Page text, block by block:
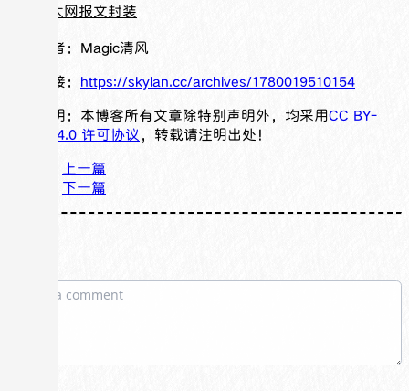
以太网报文封装
文章作者： Magic清风
文章链接： https://skylan.cc/archives/1780019510154
版权声明：本博客所有文章除特别声明外，均采用CC BY-
NC-SA 4.0 许可协议，转载请注明出处！
上一篇
下一篇